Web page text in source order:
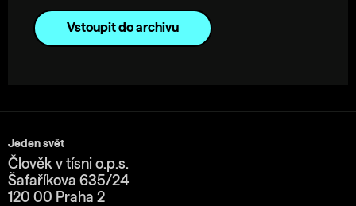
Vstoupit do archivu
Jeden svět
Člověk v tísni o.p.s.
Šafaříkova 635/24
120 00 Praha 2